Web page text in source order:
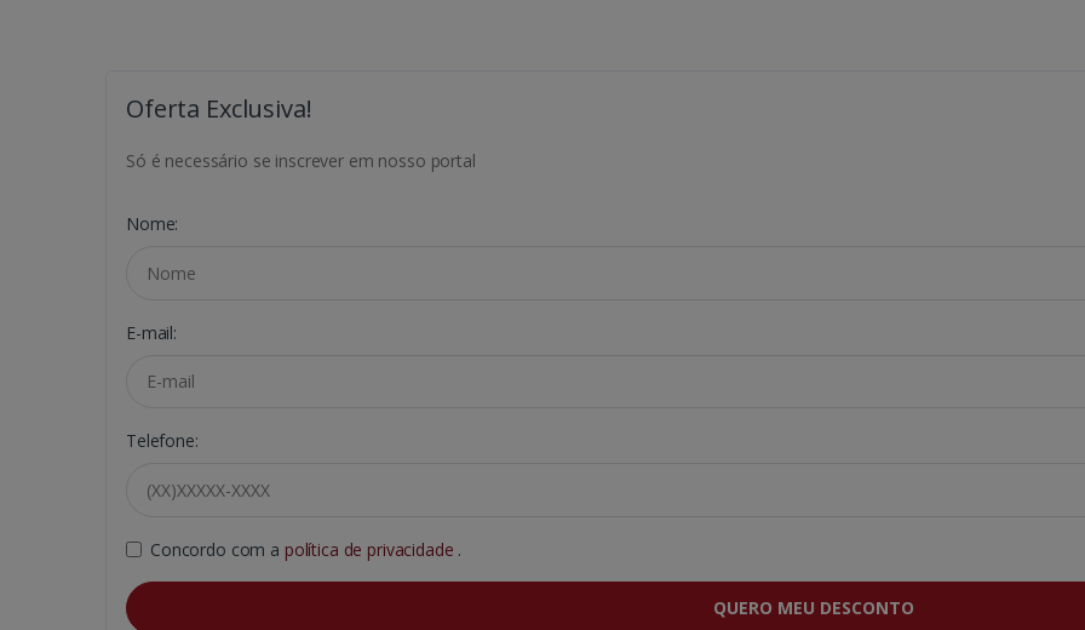
Oferta Exclusiva!
Só é necessário se inscrever em nosso portal
Nome:
E-mail:
Telefone:
Concordo com a política de privacidade .
QUERO MEU DESCONTO